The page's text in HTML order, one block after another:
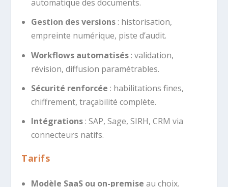
automatique des documents.
Gestion des versions: historisation,
empreinte numérique, piste d’audit.
Workflows automatisés: validation,
révision, diffusion paramétrables.
Sécurité renforcée : habilitations fines,
chiffrement, traçabilité complète.
Intégrations: SAP, Sage, SIRH, CRM via
connecteurs natifs.
Tarifs
Modèle SaaS ou on-premise au choix.